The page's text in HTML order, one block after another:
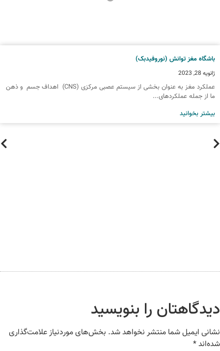
باشگاه مغز توانش (نوروفیدبک)
ژانویه 28, 2023
عملکرد مغز به عنوان بخشی از سیستم عصبی مرکزی (CNS) اهداف جسم و ذهن
ما از جمله عملکردهای...
بیشتر بخوانید
را بنویسید
ایمیل شما منتشر نخواهد شد.بخش‌های موردنیاز علامت‌گذاری
*